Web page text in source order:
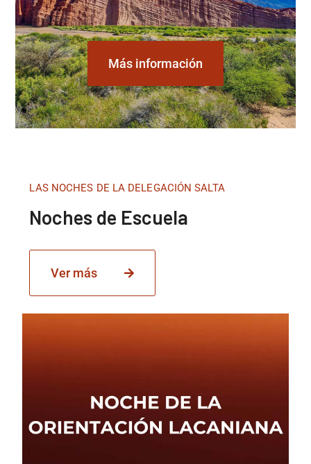
Más información
LAS NOCHES DE LA DELEGACIÓN SALTA
Noches de Escuela
Ver más